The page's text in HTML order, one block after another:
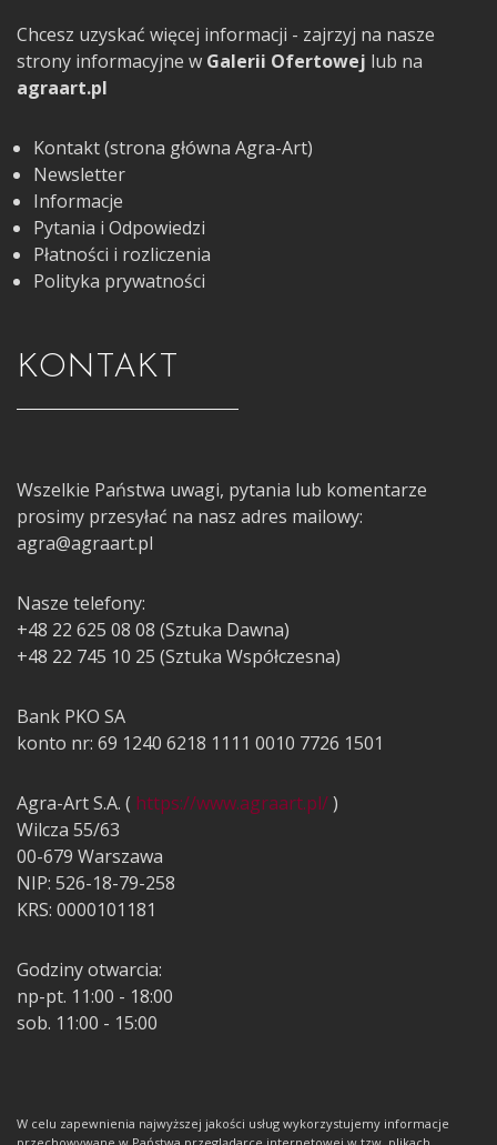
Chcesz uzyskać więcej informacji - zajrzyj na nasze
strony informacyjne w Galerii Ofertowej lub na
agraart.pl
Kontakt (strona główna Agra-Art)
Newsletter
Informacje
Pytania i Odpowiedzi
Płatności i rozliczenia
Polityka prywatności
KONTAKT
Wszelkie Państwa uwagi, pytania lub komentarze
prosimy przesyłać na nasz adres mailowy:
agra@agraart.pl
Nasze telefony:
+48 22 625 08 08 (Sztuka Dawna)
+48 22 745 10 25 (Sztuka Współczesna)
Bank PKO SA
konto nr: 69 1240 6218 1111 0010 7726 1501
Agra-Art S.A. ( https://www.agraart.pl/)
Wilcza 55/63
00-679 Warszawa
NIP: 526-18-79-258
KRS: 0000101181
Godziny otwarcia:
np-pt. 11:00 - 18:00
sob. 11:00 - 15:00
W celu zapewnienia najwyższej jakości usług wykorzystujemy informacje